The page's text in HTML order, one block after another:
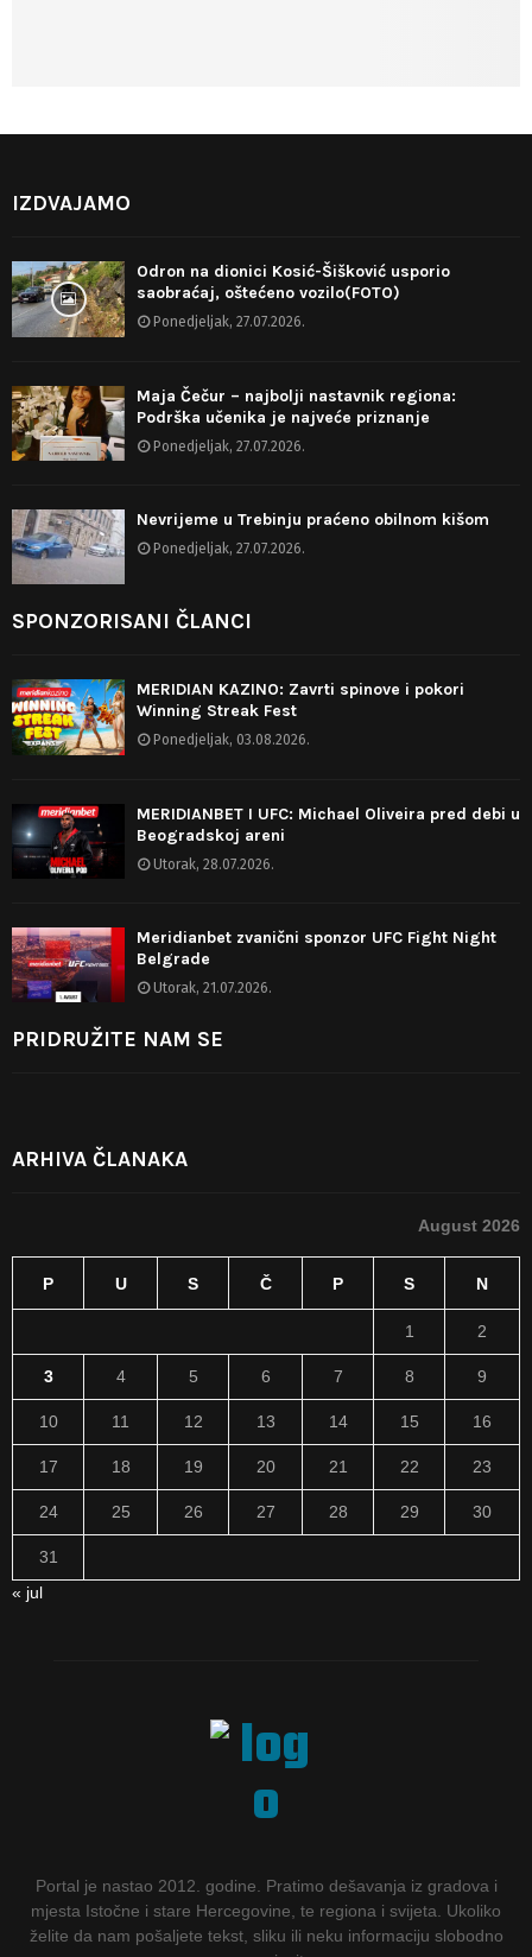
IZDVAJAMO
Odron na dionici Kosić-Šišković usporio
saobraćaj, oštećeno vozilo(FOTO)
Ponedjeljak, 27.07.2026.
Maja Čečur – najbolji nastavnik regiona:
Podrška učenika je najveće priznanje
Ponedjeljak, 27.07.2026.
Nevrijeme u Trebinju praćeno obilnom kišom
Ponedjeljak, 27.07.2026.
SPONZORISANI ČLANCI
MERIDIAN KAZINO: Zavrti spinove i pokori
Winning Streak Fest
Ponedjeljak, 03.08.2026.
MERIDIANBET I UFC: Michael Oliveira pred debi u
Beogradskoj areni
Utorak, 28.07.2026.
Meridianbet zvanični sponzor UFC Fight Night
Belgrade
Utorak, 21.07.2026.
PRIDRUŽITE NAM SE
ARHIVA ČLANAKA
August 2026
P U S Č P S N
1 2
3 4 5 6 7 8 9
10 11 12 13 14 15 16
17 18 19 20 21 22 23
24 25 26 27 28 29 30
31
« jul
Portal je nastao 2012. godine. Pratimo dešavanja iz gradova i
mjesta Istočne i stare Hercegovine, te regiona i svijeta. Ukoliko
želite da nam pošaljete tekst, sliku ili neku informaciju slobodno